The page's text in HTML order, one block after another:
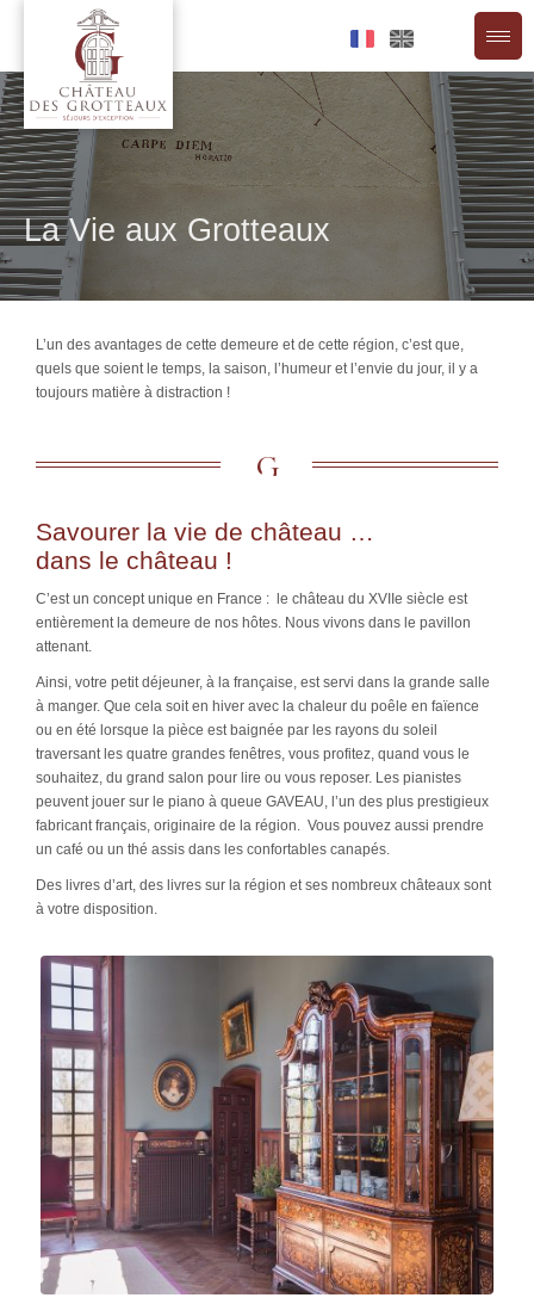
La Vie aux Grotteaux
L’un des avantages de cette demeure et de cette région, c’est que,
quels que soient le temps, la saison, l’humeur et l’envie du jour, il y a
toujours matière à distraction !
Savourer la vie de château …
dans le château !
C’est un concept unique en France : le château du XVIIe siècle est
entièrement la demeure de nos hôtes. Nous vivons dans le pavillon
attenant.
Ainsi, votre petit déjeuner, à la française, est servi dans la grande salle
à manger. Que cela soit en hiver avec la chaleur du poêle en faïence
ou en été lorsque la pièce est baignée par les rayons du soleil
traversant les quatre grandes fenêtres, vous profitez, quand vous le
souhaitez, du grand salon pour lire ou vous reposer. Les pianistes
peuvent jouer sur le piano à queue GAVEAU, l’un des plus prestigieux
fabricant français, originaire de la région. Vous pouvez aussi prendre
un café ou un thé assis dans les confortables canapés.
Des livres d’art, des livres sur la région et ses nombreux châteaux sont
à votre disposition.